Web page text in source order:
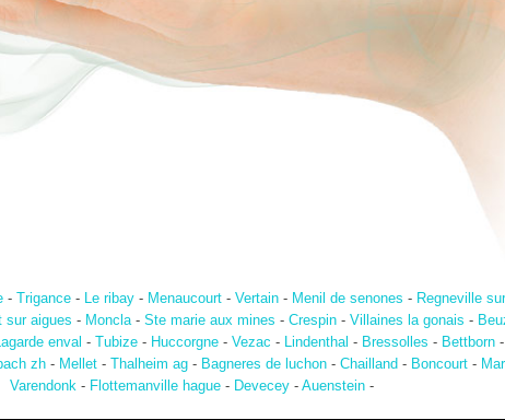
- Trigance- Le ribay- Menaucourt- Vertain- Menil de senones - Regneville
sur aigues - Moncla- Ste marie aux mines - Crespin - Villaines la gonais -
enval - Tubize - Huccorgne - Vezac - Lindenthal - Bressolles - Bettborn -
zh- Mellet- Thalheim ag- Bagneres de luchon- Chailland - Boncourt-
Varendonk- Flottemanville hague- Devecey- Auenstein-